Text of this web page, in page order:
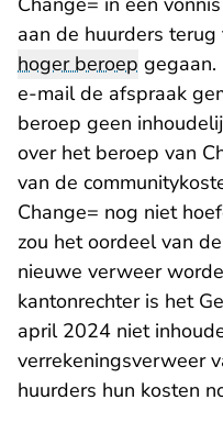
aan de huurders
hoger beroep gegaan.
e-mail de afspraak
beroep geen
over het beroep van
van de
Change= nog niet
zou het oordeel van
nieuwe verweer
kantonrechter is het
april 2024 niet
verrekeningsverweer
huurders hun kosten